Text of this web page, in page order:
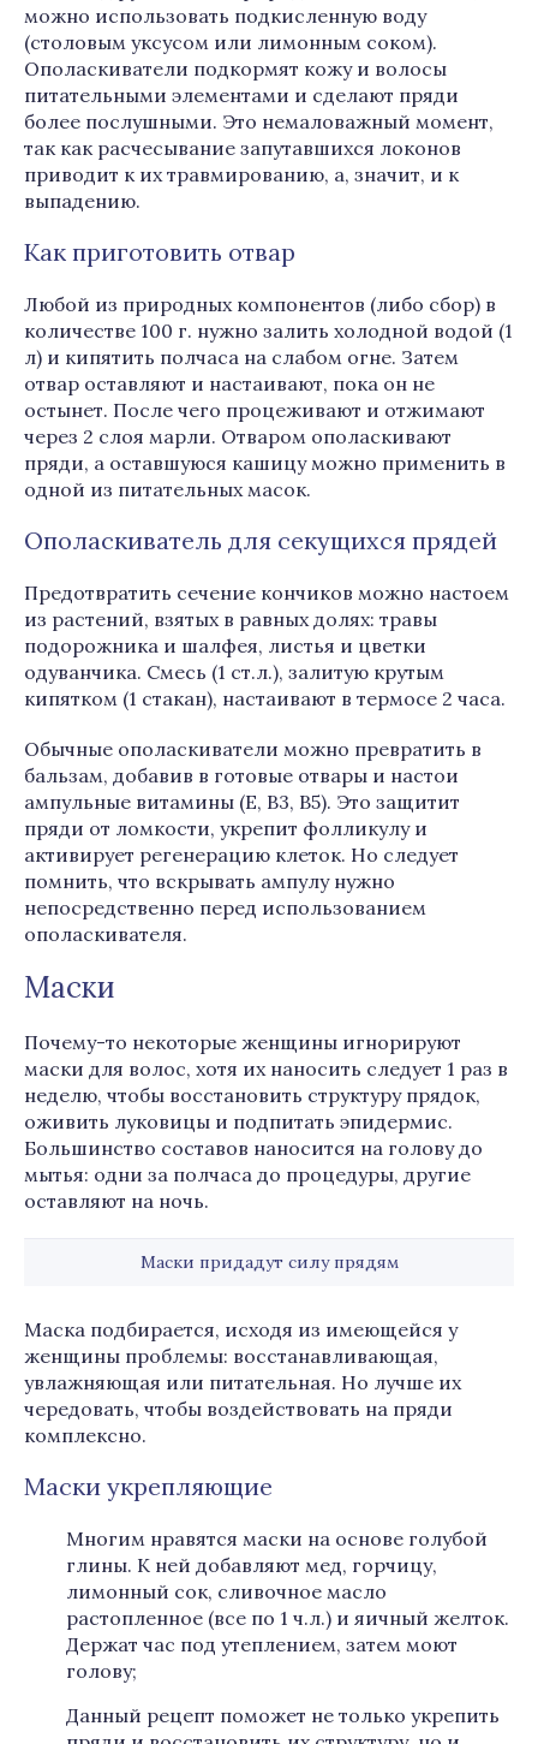
можно использовать подкисленную воду
(столовым уксусом или лимонным соком).
Ополаскиватели подкормят кожу и волосы
питательными элементами и сделают пряди
более послушными. Это немаловажный момент,
так как расчесывание запутавшихся локонов
приводит к их травмированию, а, значит, и к
выпадению.
Как приготовить отвар
Любой из природных компонентов (либо сбор) в
количестве 100 г. нужно залить холодной водой (1
л) и кипятить полчаса на слабом огне. Затем
отвар оставляют и настаивают, пока он не
остынет. После чего процеживают и отжимают
через 2 слоя марли. Отваром ополаскивают
пряди, а оставшуюся кашицу можно применить в
одной из питательных масок.
Ополаскиватель для секущихся прядей
Предотвратить сечение кончиков можно настоем
из растений, взятых в равных долях: травы
подорожника и шалфея, листья и цветки
одуванчика. Смесь (1 ст.л.), залитую крутым
кипятком (1 стакан), настаивают в термосе 2 часа.
Обычные ополаскиватели можно превратить в
бальзам, добавив в готовые отвары и настои
ампульные витамины (E, B3, B5). Это защитит
пряди от ломкости, укрепит фолликулу и
активирует регенерацию клеток. Но следует
помнить, что вскрывать ампулу нужно
непосредственно перед использованием
ополаскивателя.
Маски
Почему-то некоторые женщины игнорируют
маски для волос, хотя их наносить следует 1 раз в
неделю, чтобы восстановить структуру прядок,
оживить луковицы и подпитать эпидермис.
Большинство составов наносится на голову до
мытья: одни за полчаса до процедуры, другие
оставляют на ночь.
Маски придадут силу прядям
Маска подбирается, исходя из имеющейся у
женщины проблемы: восстанавливающая,
увлажняющая или питательная. Но лучше их
чередовать, чтобы воздействовать на пряди
комплексно.
Маски укрепляющие
Многим нравятся маски на основе голубой
глины. К ней добавляют мед, горчицу,
лимонный сок, сливочное масло
растопленное (все по 1 ч.л.) и яичный желток.
Держат час под утеплением, затем моют
голову;
Данный рецепт поможет не только укрепить